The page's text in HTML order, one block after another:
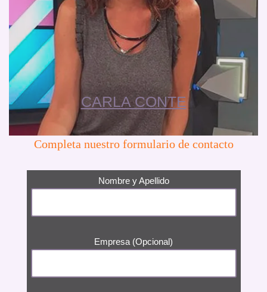
CARLA CONTE
Completa nuestro formulario de contacto
Nombre y Apellido
Empresa (Opcional)